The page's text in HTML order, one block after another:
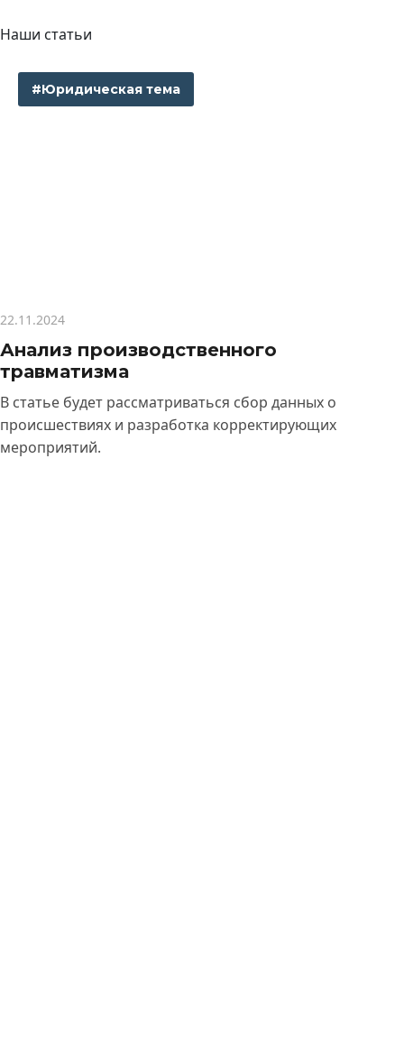
Наши статьи
#Юридическая тема
22.11.2024
Анализ производственного
травматизма
В статье будет рассматриваться сбор данных о
происшествиях и разработка корректирующих
мероприятий.